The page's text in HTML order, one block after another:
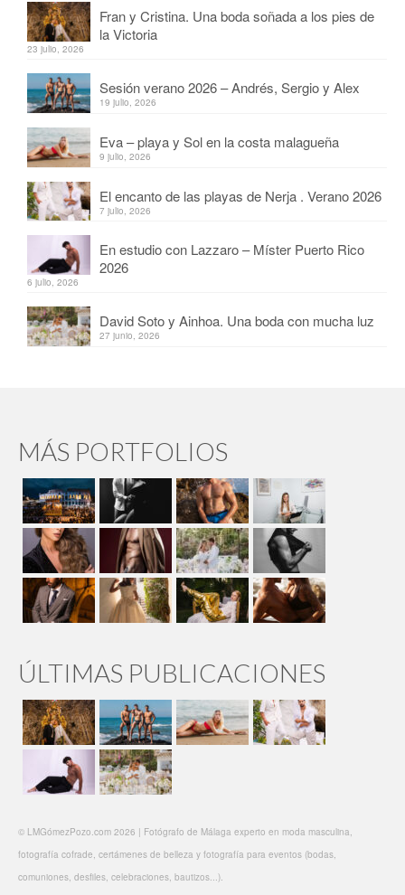
Fran y Cristina. Una boda soñada a los pies de
la Victoria
23 julio, 2026
Sesión verano 2026 – Andrés, Sergio y Alex
19 julio, 2026
Eva – playa y Sol en la costa malagueña
9 julio, 2026
El encanto de las playas de Nerja . Verano 2026
7 julio, 2026
En estudio con Lazzaro – Míster Puerto Rico
2026
6 julio, 2026
David Soto y Ainhoa. Una boda con mucha luz
27 junio, 2026
MÁS PORTFOLIOS
ÚLTIMAS PUBLICACIONES
© LMGómezPozo.com 2026 | Fotógrafo de Málaga experto en moda masculina,
fotografía cofrade, certámenes de belleza y fotografía para eventos (bodas,
comuniones, desfiles, celebraciones, bautizos...).